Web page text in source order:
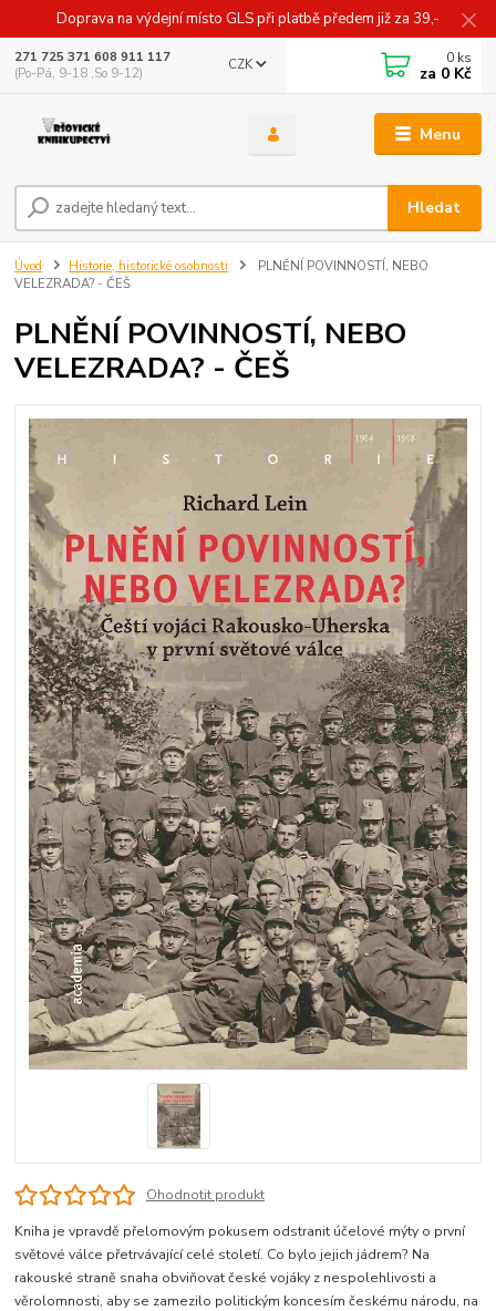
Doprava na výdejní místo GLS při platbě předem již za 39,-
Menu
CZK
Hledat
271 725 371 608 911 117
(Po-Pá, 9-18 ,So 9-12)
0 ks
za 0 Kč
Úvod Historie, historické osobnosti
PLNĚNÍ POVINNOSTÍ, NEBO
VELEZRADA? - ČEŠ
PLNĚNÍ POVINNOSTÍ, NEBO
VELEZRADA? - ČEŠ
Ohodnotit produkt
Kniha je vpravdě přelomovým pokusem odstranit účelové mýty o první
světové válce přetrvávající celé století. Co bylo jejich jádrem? Na
rakouské straně snaha obviňovat české vojáky z nespolehlivosti a
věrolomnosti, aby se zamezilo politickým koncesím českému národu, na